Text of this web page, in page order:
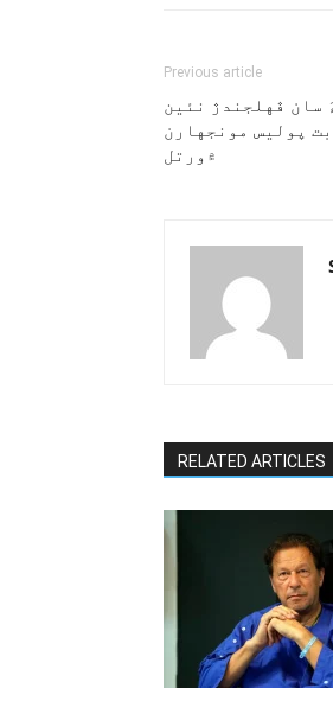
Previous article
سان ڦهلجندڙ نئين
پوليس مونجهارن
۾ورتل
RELATED ARTICLES